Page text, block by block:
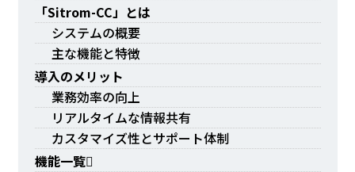
「Sitrom-CC」とは
システムの概要
主な機能と特徴
導入のメリット
業務効率の向上
リアルタイムな情報共有
カスタマイズ性とサポート体制
機能一覧